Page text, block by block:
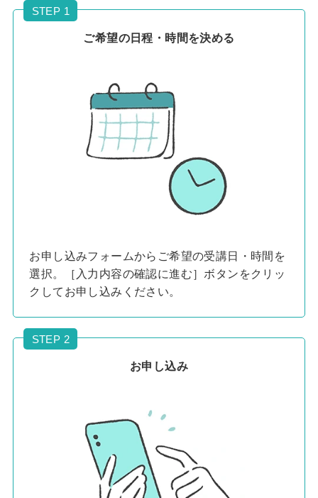
STEP 1
ご希望の日程・時間を決める
お申し込みフォームからご希望の受講日・時間を
選択。［入力内容の確認に進む］ボタンをクリッ
クしてお申し込みください。
STEP 2
お申し込み